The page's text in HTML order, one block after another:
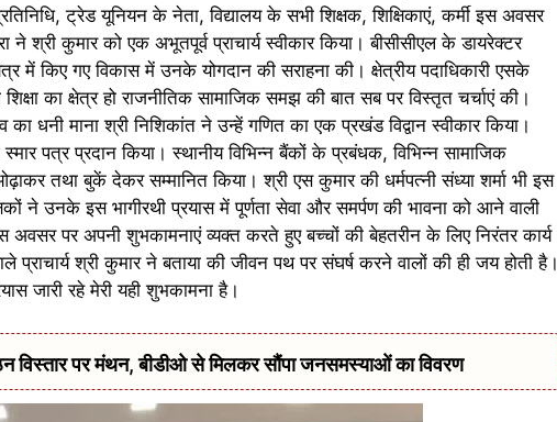
ट्रेड यूनियन के नेता, विद्यालय के सभी शिक्षक, शिक्षिकाएं, कर्मी इस अवसर
श्री कुमार को एक अभूतपूर्व प्राचार्य स्वीकार किया। बीसीसीएल के डायरेक्टर
में किए गए विकास में उनके योगदान की सराहना की। क्षेत्रीय पदाधिकारी एसके
का क्षेत्र हो राजनीतिक सामाजिक समझ की बात सब पर विस्तृत चर्चाएं की।
का धनी माना श्री निशिकांत ने उन्हें गणित का एक प्रखंड विद्वान स्वीकार किया।
पत्र प्रदान किया। स्थानीय विभिन्न बैंकों के प्रबंधक, विभिन्न सामाजिक
तथा बुकें देकर सम्मानित किया। श्री एस कुमार की धर्मपत्नी संध्या शर्मा भी इस
ने उनके इस भागीरथी प्रयास में पूर्णता सेवा और समर्पण की भावना को आने वाली
अवसर पर अपनी शुभकामनाएं व्यक्त करते हुए बच्चों की बेहतरीन के लिए निरंतर कार्य
श्री कुमार ने बताया की जीवन पथ पर संघर्ष करने वालों की ही जय होती है।
जारी रहे मेरी यही शुभकामना है।
पर मंथन, बीडीओ से मिलकर सौंपा जनसमस्याओं का विवरण